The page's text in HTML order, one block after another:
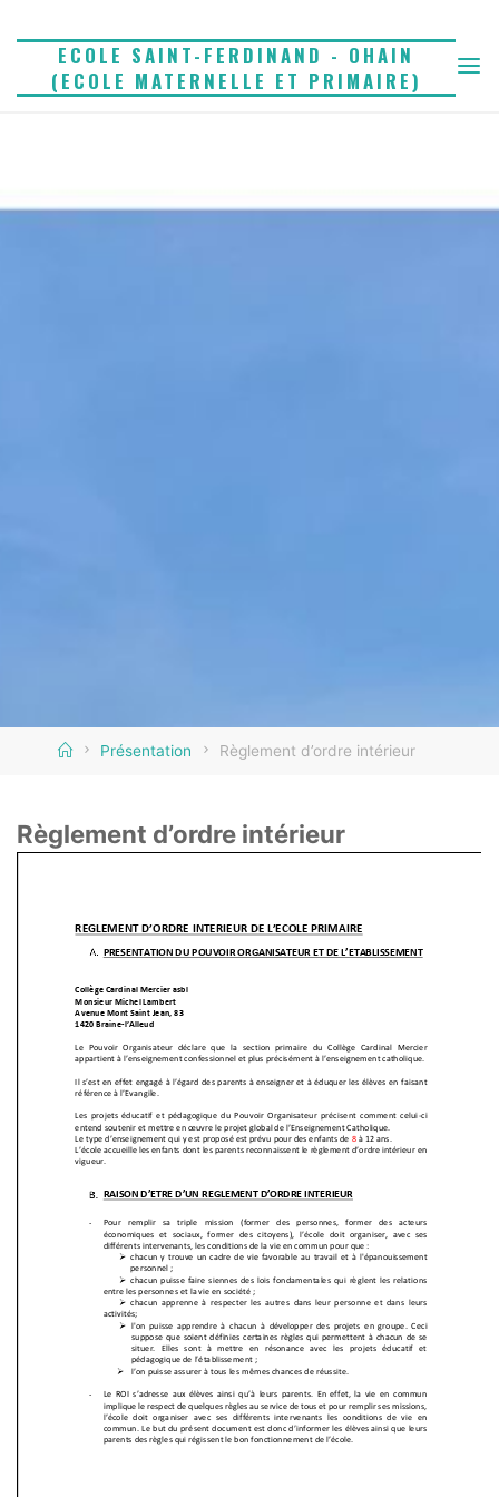
content
ECOLE SAINT-FERDINAND - OHAIN
(ECOLE MATERNELLE ET PRIMAIRE)
HomePrésentation Règlement d’ordre intérieur
Règlement d’ordre intérieur